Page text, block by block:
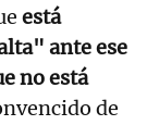
está
ante ese
no está
de